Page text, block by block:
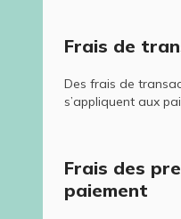
Frais de
Des frais de
s’appliquent aux
Frais des
paiement